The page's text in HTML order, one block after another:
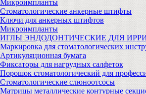
Микроимпланты
Стоматологические анкерные штифты
Ключи для анкерных штифтов
Микроимпланты
ИГЛЫ ЭНДОДОНТИЧЕСКИЕ ДЛЯ
Маркировка для стоматологических
Артикуляционная бумага
Фиксаторы для нагрудных салфеток
Порошок стоматологический для
Стоматологические слюноотсосы
Матрицы металлические контурные